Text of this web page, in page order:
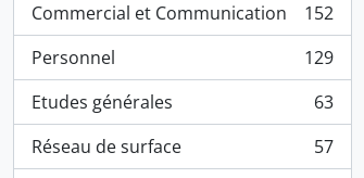
Commercial et Communication
, 152 résultats
152
Personnel
, 129 résultats
129
Etudes générales
, 63 résultats
63
Réseau de surface
, 57 résultats
57